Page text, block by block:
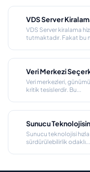
VDS Server
VDS Server kiralama
tutmaktadır. Fakat bu
Veri Merkezi
Veri merkezleri,
kritik tesislerdir. Bu...
Sunucu
Sunucu teknolojisi
sürdürülebilirlik odaklı...